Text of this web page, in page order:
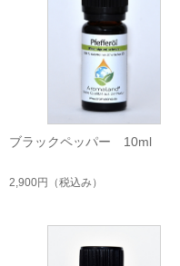
ブラックペッパー 10ml
2,900円 （税込み）